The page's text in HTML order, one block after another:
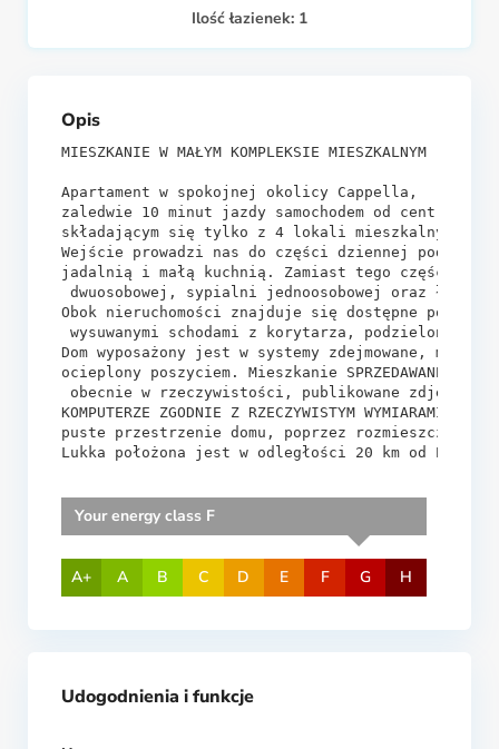
Ilość łazienek: 1
Opis
MIESZKANIE W MAŁYM KOMPLEKSIE MIESZKALNYM
Apartament w spokojnej okolicy Cappella,
zaledwie 10 minut jazdy samochodem od centrum
składającym się tylko z 4 lokali mieszkalnych
Wejście prowadzi nas do części dziennej
jadalnią i małą kuchnią. Zamiast tego część
dwuosobowej, sypialni jednoosobowej oraz
Obok nieruchomości znajduje się dostępne
wysuwanymi schodami z korytarza, podzielonymi
Dom wyposażony jest w systemy zdejmowane,
ocieplony poszyciem. Mieszkanie SPRZEDAWANE
obecnie w rzeczywistości, publikowane zdjęcia SĄ
KOMPUTERZE ZGODNIE Z RZECZYWISTYM
puste przestrzenie domu, poprzez rozmieszczenie
Lukka położona jest w odległości 20 km od Pizy.
A+ A B C D E
Your energy class F
F G H
Udogodnienia i funkcje